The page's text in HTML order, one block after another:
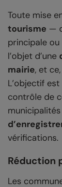
Toute mise
tourisme —
principale
l’objet d’une
mairie, et
L’objectif
contrôle de
vérifications.
Réduction
Les